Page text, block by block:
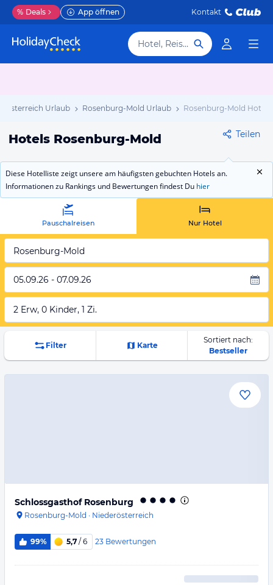
% Deals App öffnen Kontakt
Hotel, Reiseziel
Urlaub Rosenburg-Mold Urlaub Rosenburg-Mold Hotels
Hotels Rosenburg-Mold Teilen
Diese Hotelliste zeigt unsere am häufigsten gebuchten Hotels an.
Informationen zu Rankings und Bewertungen findest Du hier
Pauschalreisen Nur Hotel
Rosenburg-Mold
05.09.26 - 07.09.26
2 Erw, 0 Kinder, 1 Zi.
Filter Karte
Sortiert nach:
Bestseller
Schlossgasthof Rosenburg
Rosenburg-Mold · Niederösterreich
99% 5,7 / 6 23 Bewertungen